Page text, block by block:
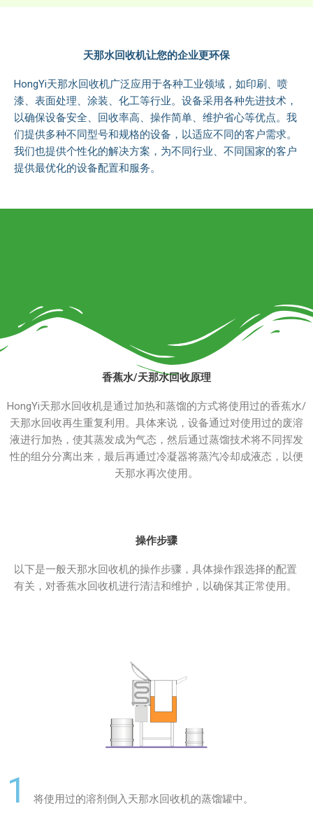
天那水回收机让您的企业更环保
HongYi天那水回收机广泛应用于各种工业领域，如印刷、喷
漆、表面处理、涂装、化工等行业。设备采用各种先进技术，
以确保设备安全、回收率高、操作简单、维护省心等优点。我
们提供多种不同型号和规格的设备，以适应不同的客户需求。
我们也提供个性化的解决方案，为不同行业、不同国家的客户
提供最优化的设备配置和服务。
香蕉水/天那水回收原理
HongYi天那水回收机是通过加热和蒸馏的方式将使用过的香蕉水/
天那水回收再生重复利用。具体来说，设备通过对使用过的废溶
液进行加热，使其蒸发成为气态，然后通过蒸馏技术将不同挥发
性的组分分离出来，最后再通过冷凝器将蒸汽冷却成液态，以便
天那水再次使用。
操作步骤
以下是一般天那水回收机的操作步骤，具体操作跟选择的配置
有关， 对香蕉水回收机进行清洁和维护，以确保其正常使用。
1 将使用过的溶剂倒入天那水回收机的蒸馏罐中。